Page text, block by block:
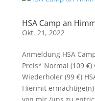
HSA Camp an
Okt. 21, 2022
Anmeldung HSA
Preis* Normal (109
Wiederholer (99 €)
Hiermit